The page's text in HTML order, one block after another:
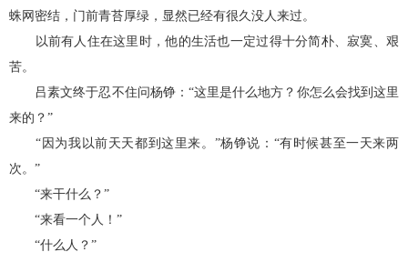
蛛网密结，门前青苔厚绿，显然已经有很久没人来过。
以前有人住在这里时，他的生活也一定过得十分简朴、寂寞、艰
苦。
吕素文终于忍不住问杨铮：“这里是什么地方？你怎么会找到这里
来的？”
“因为我以前天天都到这里来。”杨铮说：“有时候甚至一天来两
次。”
“来干什么？”
“来看一个人！”
“什么人？”